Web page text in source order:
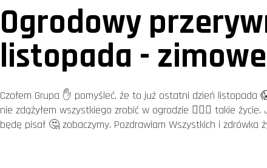
Ogrodowy
listopada -
Czołem Grupa ✋ pomyśleć, że to już ostatni dzień
nie zdążyłem wszystkiego zrobić w ogrodzie 🤷🏻‍♂️ takie
będę pisał 🤔 zobaczymy. Pozdrawiam Wszystkich i zdrówka